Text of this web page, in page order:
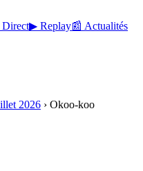
Direct▶ Replay📰 Actualités
2026 › Okoo-koo